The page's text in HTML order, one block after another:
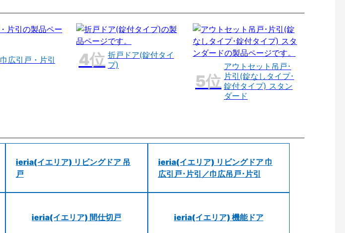
巾広引戸・片引
折戸ドア(錠付タイ
プ)
アウトセット吊戸･
片引(錠なしタイプ･
錠付タイプ) スタン
ダード
ieria(イエリア) リビングドア 吊
戸
ieria(イエリア) リビングドア 巾
広引戸･片引／巾広吊戸･片引
ieria(イエリア) 間仕切戸 ieria(イエリア) 機能ドア